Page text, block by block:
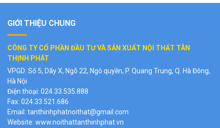
GIỚI THIỆU CHUNG
CÔNG TY CỔ PHẦN ĐẦU TƯ VÀ SẢN XUẤT NỘI THẤT TÂN
THỊNH PHÁT
VPGD: Số 5, Dãy X, Ngõ 22, Ngô quyền, P. Quang Trung, Q. Hà Đông,
Hà Nội
Điện thoại: 024.33.535.888
Fax: 024.33.521.686
Email: tanthinhphatnoithat@gmail.com
Website: www.noithattanthinhphat.vn